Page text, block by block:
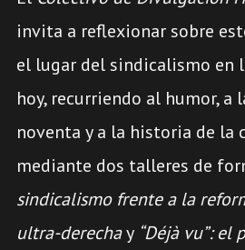
invita a reflexionar sobre
el lugar del sindicalismo en
hoy, recurriendo al humor, a
noventa y a la historia de la
mediante dos talleres de
sindicalismo frente a la
ultra-derechay “Déjà vu”: el